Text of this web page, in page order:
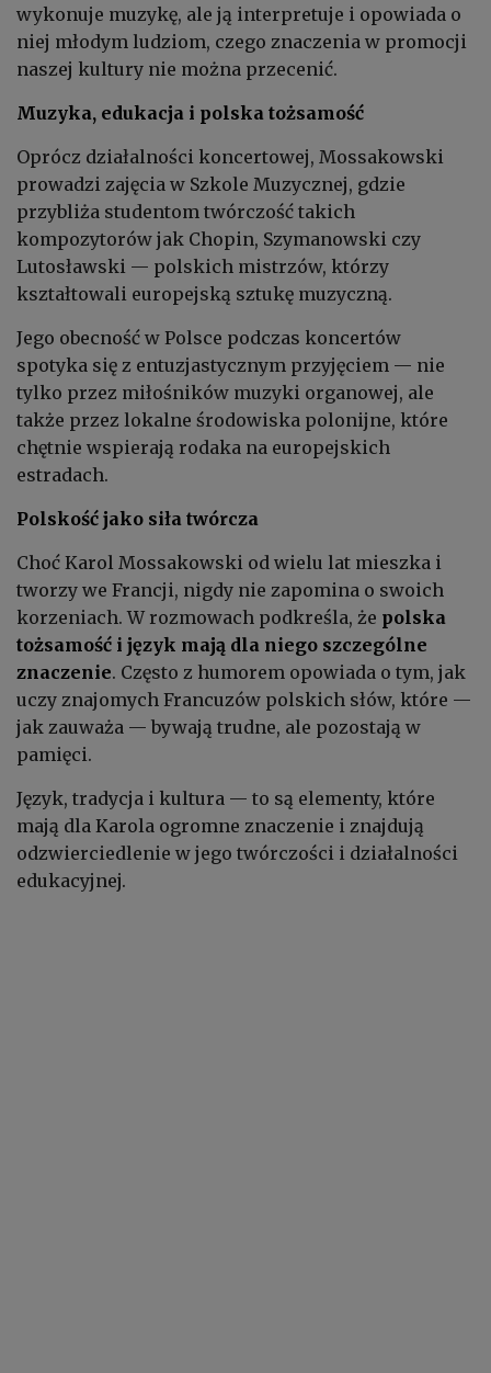
wykonuje muzykę, ale ją interpretuje i opowiada o
niej młodym ludziom, czego znaczenia w promocji
naszej kultury nie można przecenić.
Muzyka, edukacja i polska tożsamość
Oprócz działalności koncertowej, Mossakowski
prowadzi zajęcia w Szkole Muzycznej, gdzie
przybliża studentom twórczość takich
kompozytorów jak Chopin, Szymanowski czy
Lutosławski — polskich mistrzów, którzy
kształtowali europejską sztukę muzyczną.
Jego obecność w Polsce podczas koncertów
spotyka się z entuzjastycznym przyjęciem — nie
tylko przez miłośników muzyki organowej, ale
także przez lokalne środowiska polonijne, które
chętnie wspierają rodaka na europejskich
estradach.
Polskość jako siła twórcza
Choć Karol Mossakowski od wielu lat mieszka i
tworzy we Francji, nigdy nie zapomina o swoich
korzeniach. W rozmowach podkreśla, że polska
tożsamość i język mają dla niego szczególne
znaczenie. Często z humorem opowiada o tym, jak
uczy znajomych Francuzów polskich słów, które —
jak zauważa — bywają trudne, ale pozostają w
pamięci.
Język, tradycja i kultura — to są elementy, które
mają dla Karola ogromne znaczenie i znajdują
odzwierciedlenie w jego twórczości i działalności
edukacyjnej.